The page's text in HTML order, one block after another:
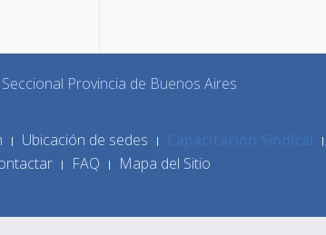
Provincia de Buenos Aires
Ubicación de sedes Capacitación Sindical
FAQ
Mapa del Sitio